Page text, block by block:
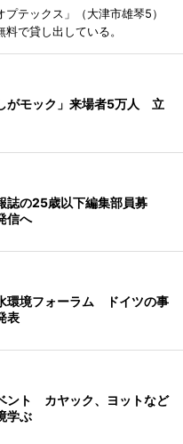
テックス」（大津市雄琴5）
で貸し出している。
がモック」来場者5万人 立
誌の25歳以下編集部員募
信へ
環境フォーラム ドイツの事
表
ント カヤック、ヨットなど
学ぶ